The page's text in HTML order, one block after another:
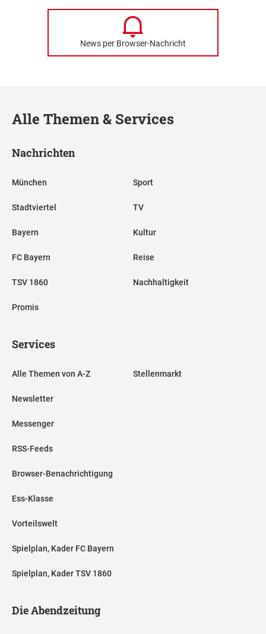
News per Browser-Nachricht
Alle Themen & Services
Nachrichten
München
Stadtviertel
Bayern
FC Bayern
TSV 1860
Promis
Sport
TV
Kultur
Reise
Nachhaltigkeit
Services
Alle Themen von A-Z
Newsletter
Messenger
RSS-Feeds
Browser-Benachrichtigung
Ess-Klasse
Vorteilswelt
Spielplan, Kader FC Bayern
Spielplan, Kader TSV 1860
Stellenmarkt
Die Abendzeitung